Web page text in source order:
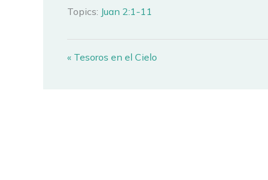
Topics: Juan 2:1-11
« Tesoros en el Cielo